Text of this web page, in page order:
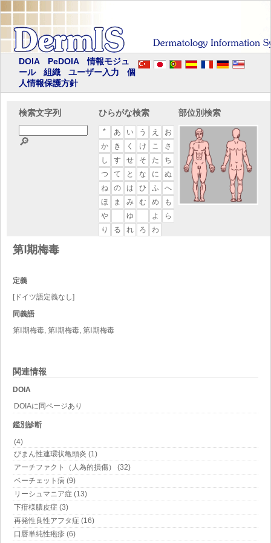
DOIA PeDOIA
情報モジュ
ール
組織 ユーザー入力
個
人情報保護方針
検索文字列
🔎
ひらがな検索
* あ い う え
お
か
き く け こ
さ
し
す せ そ た
ち
つ
て と な に
ぬ
ね
の は ひ ふ
へ
ほ
ま み む め
も
や
ゆ よ
ら
り
る れ ろ わ
部位別検索
関連情報
DOIA
DOIAに同ページあり
鑑別診断
(4)
びまん性連環状亀頭炎 (1)
アーチファクト（人為的損傷） (32)
ベーチェット病 (9)
リーシュマニア症 (13)
下疳様膿皮症 (3)
再発性良性アフタ症 (16)
口唇単純性疱疹 (6)
第Ⅰ期梅毒
定義
[ドイツ語定義なし]
同義語
第Ⅰ期梅毒, 第Ⅰ期梅毒, 第Ⅰ期梅毒